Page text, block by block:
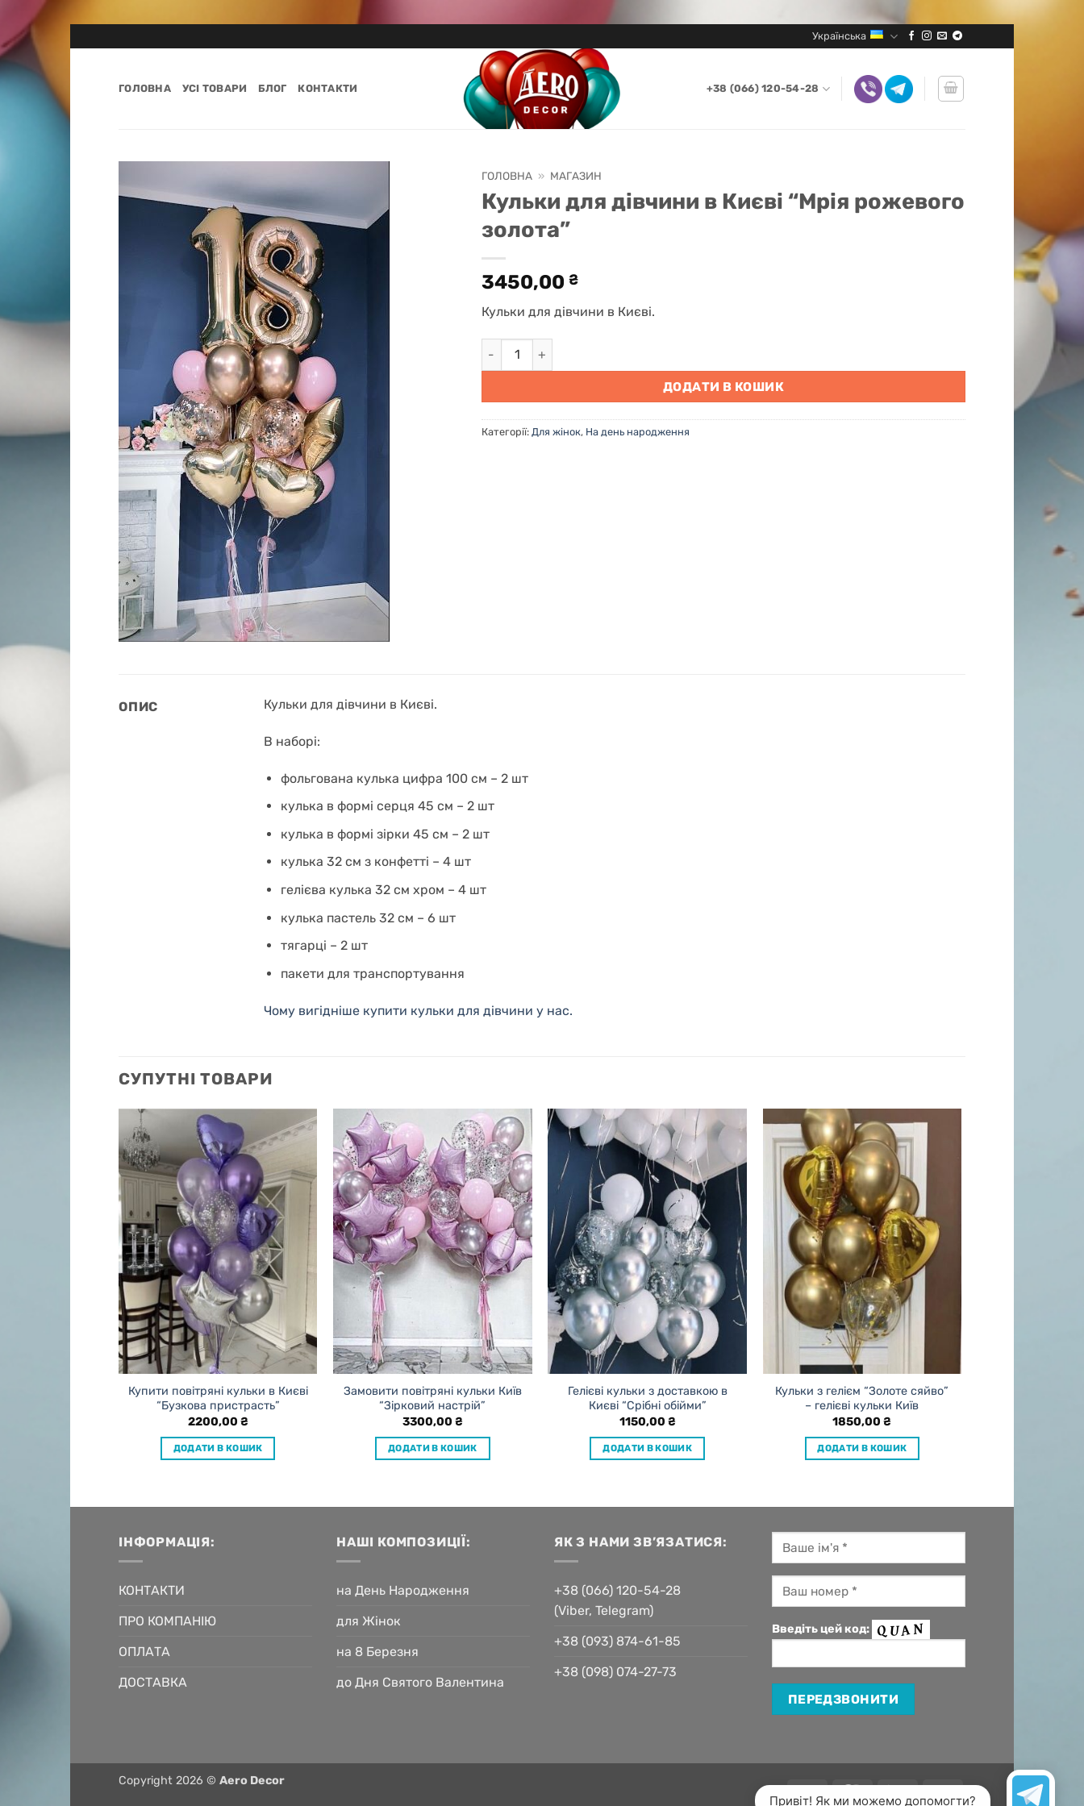
Привіт! Як ми можемо допомогти?
Українська
ГОЛОВНА УСІ ТОВАРИ БЛОГ КОНТАКТИ +38 (066) 120-54-28
ГОЛОВНА » МАГАЗИН
Кульки для дівчини в Києві “Мрія рожевого
золота”
3450,00 ₴
Кульки для дівчини в Києві.
Кульки для дівчини в Києві "Мрія рожевого золота" кількість
ДОДАТИ В КОШИК
Категорії: Для жінок, На день народження
ОПИС Кульки для дівчини в Києві.
В наборі:
фольгована кулька цифра 100 см – 2 шт
кулька в формі серця 45 см – 2 шт
кулька в формі зірки 45 см – 2 шт
кулька 32 см з конфетті – 4 шт
гелієва кулька 32 см хром – 4 шт
кулька пастель 32 см – 6 шт
тягарці – 2 шт
пакети для транспортування
Чому вигідніше купити кульки для дівчини у нас.
СУПУТНІ ТОВАРИ
Купити повітряні кульки в Києві
“Бузкова пристрасть”
2200,00 ₴
ДОДАТИ В КОШИК
Замовити повітряні кульки Київ
“Зірковий настрій”
3300,00 ₴
ДОДАТИ В КОШИК
Гелієві кульки з доставкою в
Києві “Срібні обійми”
1150,00 ₴
ДОДАТИ В КОШИК
Кульки з гелієм “Золоте сяйво”
– гелієві кульки Київ
1850,00₴
ДОДАТИ В КОШИК
ІНФОРМАЦІЯ:
КОНТАКТИ
ПРО КОМПАНІЮ
ОПЛАТА
ДОСТАВКА
НАШІ КОМПОЗИЦІЇ:
на День Народження
для Жінок
на 8 Березня
до Дня Святого Валентина
ЯК З НАМИ ЗВ’ЯЗАТИСЯ:
+38 (066) 120-54-28
(Viber, Telegram)
+38 (093) 874-61-85
+38 (098) 074-27-73
Введіть цей код:
Google
Copyright 2026 © Aero Decor